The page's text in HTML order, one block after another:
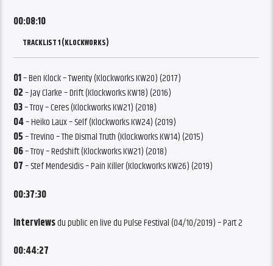
00:08:10
TRACKLIST 1 (KLOCKWORKS)
01– Ben Klock – Twenty (Klockworks KW20) (2017)
02– Jay Clarke – Drift (Klockworks KW18) (2016)
03– Troy – Ceres (Klockworks KW21) (2018)
04– Heiko Laux – Self (Klockworks KW24) (2019)
05– Trevino – The Dismal Truth (Klockworks KW14) (2015)
06– Troy – Redshift (Klockworks KW21) (2018)
07– Stef Mendesidis – Pain Killer (Klockworks KW26) (2019)
00:37:30
Interviewsdu public en live du Pulse Festival (04/10/2019) – Part 2
00:44:27